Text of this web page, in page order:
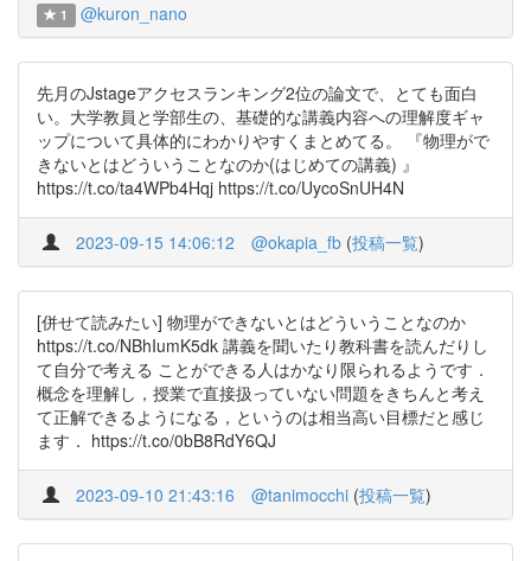
1 @kuron_nano
先月のJstageアクセスランキング2位の論文で、とても面白
い。大学教員と学部生の、基礎的な講義内容への理解度ギャ
ップについて具体的にわかりやすくまとめてる。 『物理がで
きないとはどういうことなのか(はじめての講義) 』
https://t.co/ta4WPb4Hqj https://t.co/UycoSnUH4N
2023-09-15 14:06:12 @okapia_fb (投稿一覧)
[併せて読みたい] 物理ができないとはどういうことなのか
https://t.co/NBhIumK5dk 講義を聞いたり教科書を読んだりし
て自分で考える ことができる人はかなり限られるようです．
概念を理解し，授業で直接扱っていない問題をきちんと考え
て正解できるようになる，というのは相当高い目標だと感じ
ます． https://t.co/0bB8RdY6QJ
2023-09-10 21:43:16 @tanimocchi (投稿一覧)